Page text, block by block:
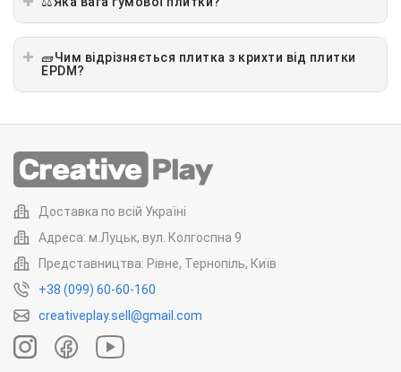
🧱Чим відрізняється плитка з крихти від плитки
EPDM?
Доставка по всій Україні
Адреса: м.Луцьк, вул. Колгоспна 9
Представництва: Рівне, Тернопіль, Київ
+38 (099) 60-60-160
creativeplay.sell@gmail.com